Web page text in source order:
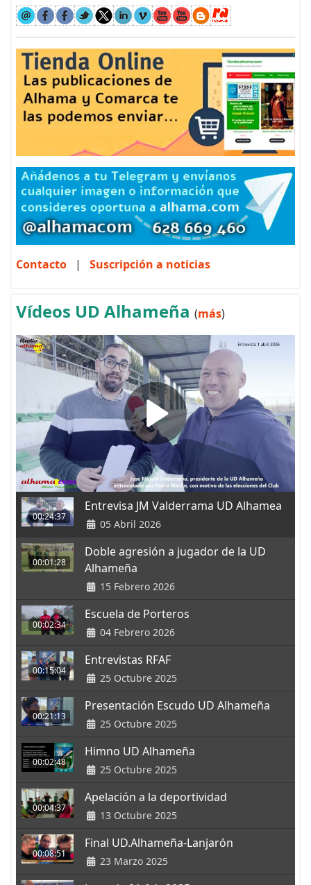
Contacto | Suscripción a noticias
Vídeos UD Alhameña (más)
00:24:37
Entrevisa JM Valderrama UD Alhamea
05 Abril 2026
00:01:28
Doble agresión a jugador de la UD
Alhameña
15 Febrero 2026
00:02:34
Escuela de Porteros
04 Febrero 2026
00:15:04
Entrevistas RFAF
25 Octubre 2025
00:21:13
Presentación Escudo UD Alhameña
25 Octubre 2025
00:02:48
Himno UD Alhameña
25 Octubre 2025
00:04:37
Apelación a la deportividad
13 Octubre 2025
00:08:51
Final UD.Alhameña-Lanjarón
23 Marzo 2025